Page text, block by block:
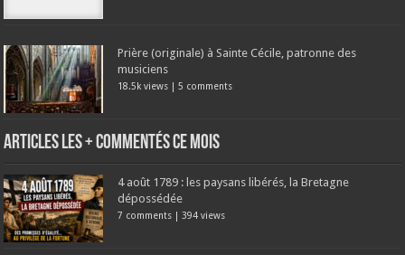
Prière (originale) à Sainte Cécile, patronne des
musiciens
18.5k views |5 comments
Articles les + commentés ce mois
4 août 1789 : les paysans libérés, la Bretagne
dépossédée
7 comments | 394 views